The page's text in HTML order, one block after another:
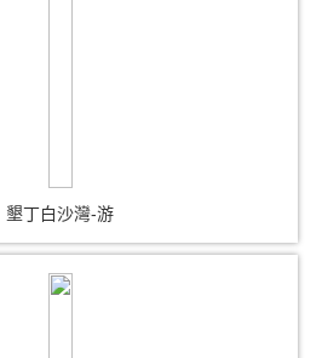
墾丁白沙灣-游